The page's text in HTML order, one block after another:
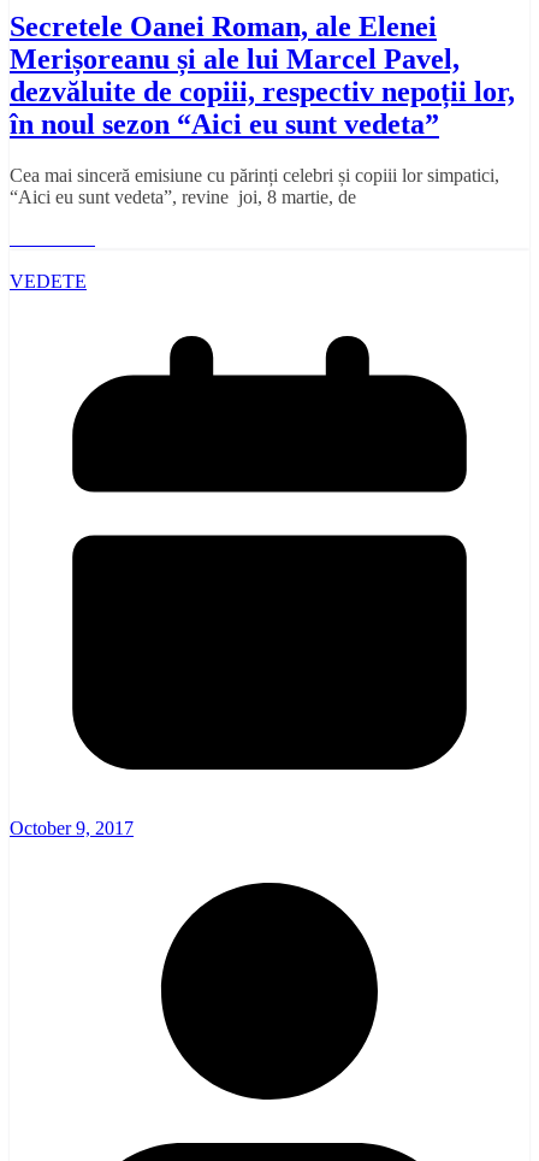
Secretele Oanei Roman, ale Elenei
Merișoreanu și ale lui Marcel Pavel,
dezvăluite de copiii, respectiv nepoții lor,
în noul sezon “Aici eu sunt vedeta”
Cea mai sinceră emisiune cu părinți celebri și copiii lor simpatici,
“Aici eu sunt vedeta”, revine joi, 8 martie, de
VEDETE
October 9, 2017